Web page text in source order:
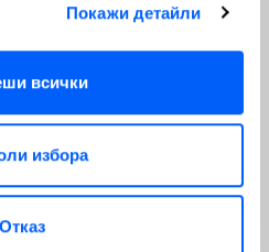
Покажи детайли
всички
избора
Отказ
16, 2026